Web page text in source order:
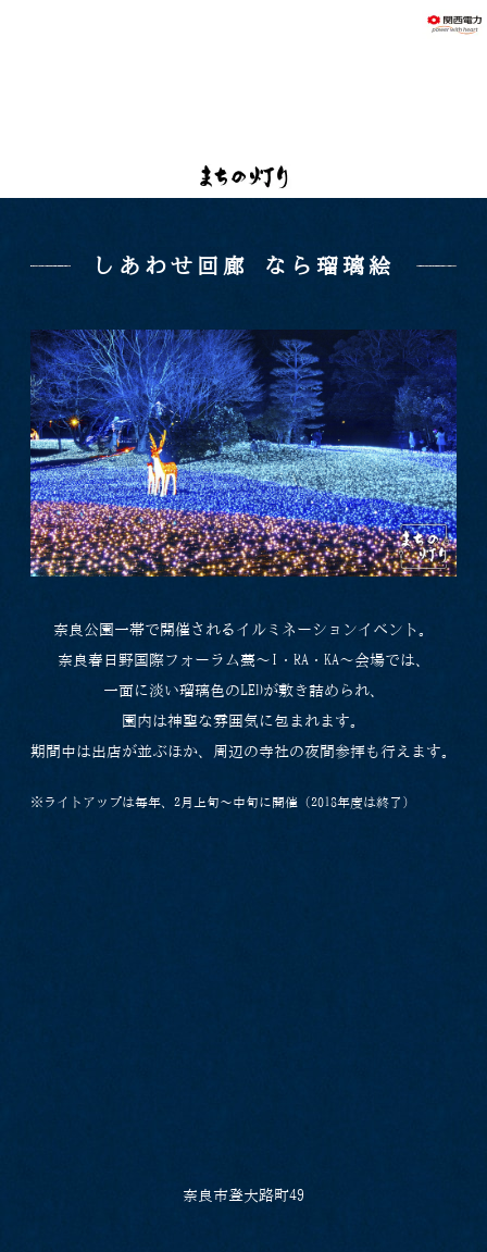
しあわせ回廊 なら瑠璃絵
奈良公園一帯で開催されるイルミネーションイベント。
奈良春日野国際フォーラム甍～I・RA・KA～会場では、
一面に淡い瑠璃色のLEDが敷き詰められ、
園内は神聖な雰囲気に包まれます。
期間中は出店が並ぶほか、周辺の寺社の夜間参拝も行えます。
※ライトアップは毎年、2月上旬～中旬に開催（2018年度は終了）
奈良市登大路町49